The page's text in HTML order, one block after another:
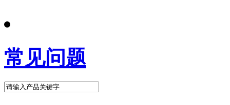
常见问题